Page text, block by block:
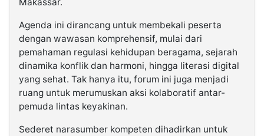
Makassar.
Agenda ini dirancang untuk membekali peserta
dengan wawasan komprehensif, mulai dari
pemahaman regulasi kehidupan beragama, sejarah
dinamika konflik dan harmoni, hingga literasi digital
yang sehat. Tak hanya itu, forum ini juga menjadi
ruang untuk merumuskan aksi kolaboratif antar-
pemuda lintas keyakinan.
Sederet narasumber kompeten dihadirkan untuk